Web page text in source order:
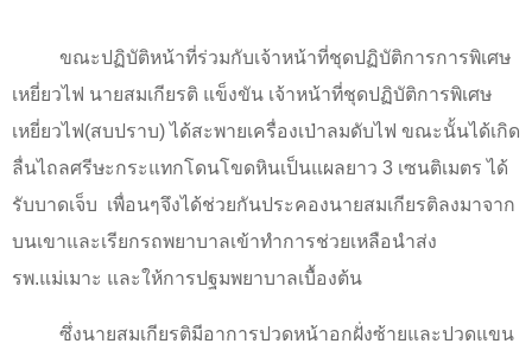
ขณะปฏิบัติหน้าที่ร่วมกับเจ้าหน้าที่ชุดปฏิบัติการการพิเศษ
เหยี่ยวไฟ นายสมเกียรติ แข็งขัน เจ้าหน้าที่ชุดปฏิบัติการพิเศษ
เหยี่ยวไฟ(สบปราบ) ได้สะพายเครื่องเป่าลมดับไฟ ขณะนั้นได้เกิด
ลื่นไถลศรีษะกระแทกโดนโขดหินเป็นแผลยาว 3 เซนติเมตร ได้
รับบาดเจ็บ เพื่อนๆจึงได้ช่วยกันประคองนายสมเกียรติลงมาจาก
บนเขาและเรียกรถพยาบาลเข้าทำการช่วยเหลือนำส่ง
รพ.แม่เมาะ และให้การปฐมพยาบาลเบื้องต้น
ซึ่งนายสมเกียรติมีอาการปวดหน้าอกฝั่งซ้ายและปวดแขน